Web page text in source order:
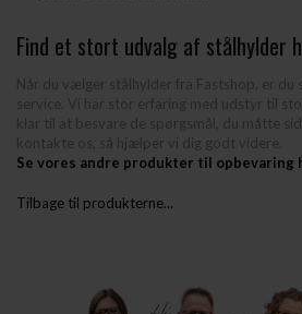
Find et stort udvalg af stålhylder
Når du vælger stålhylder fra Fastshop, er du
service. Vi har stor erfaring med udstyr til
klar til at besvare de spørgsmål, du måtte
kontakte os, så hjælper vi dig godt videre.
Se vores andre produkter til opbevaring
Tilbage til produkterne...